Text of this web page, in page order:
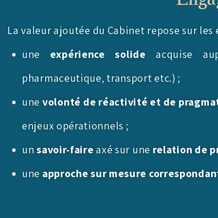
La valeur ajoutée du Cabinet repose sur
une expérience solide acquise
pharmaceutique, transport etc.) ;
unevolonté de réactivité et de
enjeux opérationnels ;
unsavoir-faire axé sur une relation de
une approche sur mesure